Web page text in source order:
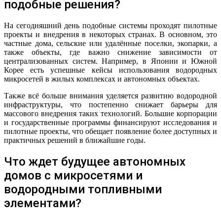
подобные решения?
На сегодняшний день подобные системы проходят пилотные
проекты и внедрения в некоторых странах. В основном, это
частные дома, сельские или удалённые поселки, экопарки, а
также объекты, где важно снижение зависимости от
централизованных систем. Например, в Японии и Южной
Корее есть успешные кейсы использования водородных
микросетей в жилых комплексах и автономных объектах.
Также всё больше внимания уделяется развитию водородной
инфраструктуры, что постепенно снижает барьеры для
массового внедрения таких технологий. Большие корпорации
и государственные программы финансируют исследования и
пилотные проекты, что обещает появление более доступных и
практичных решений в ближайшие годы.
Что ждет будущее автономных
домов с микросетями и
водородными топливными
элементами?